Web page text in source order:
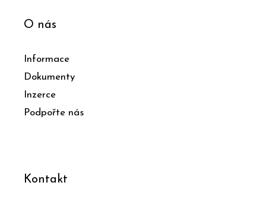
O nás
Informace
Dokumenty
Inzerce
Podpořte nás
Kontakt